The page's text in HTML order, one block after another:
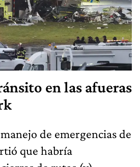
en las afueras
de emergencias de
que habría